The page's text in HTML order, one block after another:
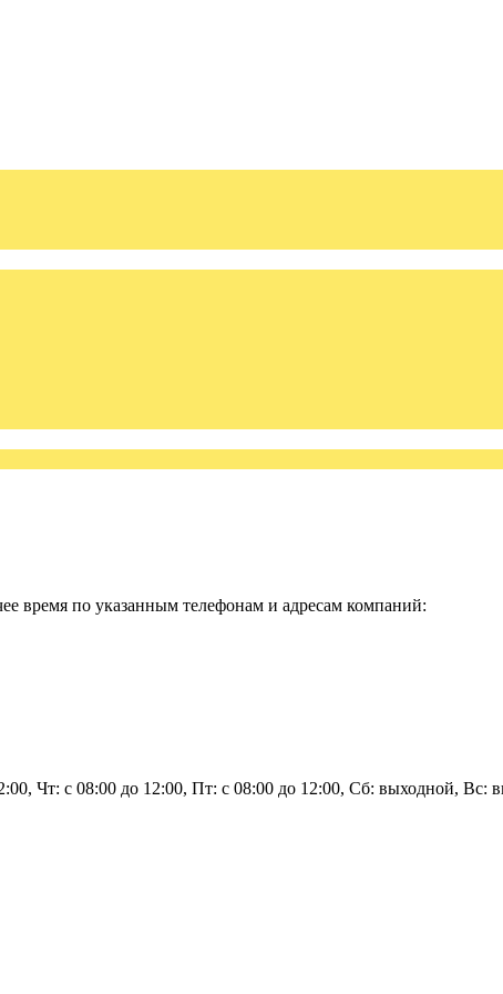
время по указанным телефонам и адресам компаний:
Чт: с 08:00 до 12:00, Пт: с 08:00 до 12:00, Сб: выходной, Вс: